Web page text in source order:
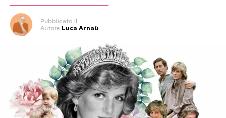
Pubblicato il
Autore Luca Arnaù